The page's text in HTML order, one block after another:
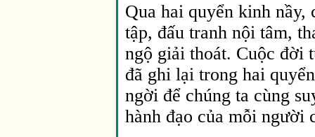
Qua hai quyển kinh
tập, đấu tranh nội tâm,
ngộ giải thoát. Cuộc đời
đã ghi lại trong hai
ngời để chúng ta cùng
hành đạo của mỗi người